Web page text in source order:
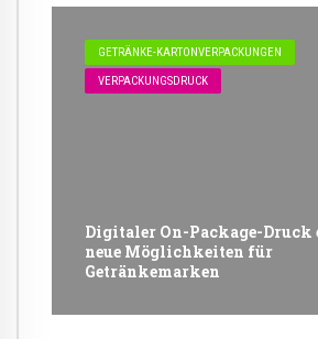
GETRÄNKE-KARTONVERPACKUNGEN
VERPACKUNGSDRUCK
Digitaler On-Package-Druck
neue Möglichkeiten für
Getränkemarken